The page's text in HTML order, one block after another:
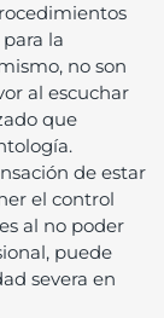
la
no son
al escuchar
que
de estar
el control
al no poder
puede
severa en